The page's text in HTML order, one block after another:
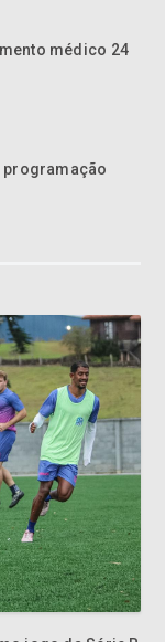
médico 24
programação